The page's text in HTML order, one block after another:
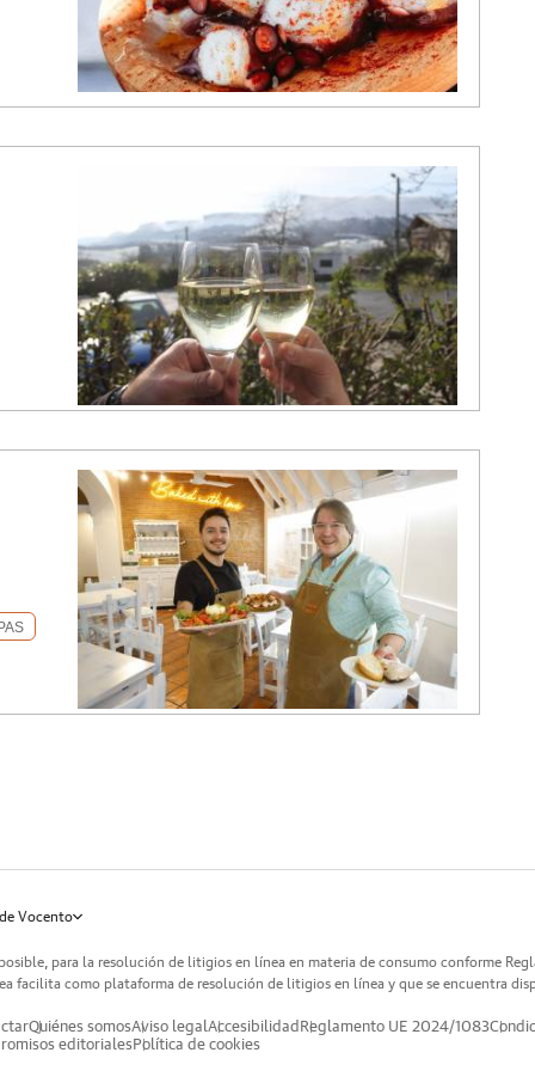
Vocento
para la resolución de litigios en línea en materia de consumo conforme
facilita como plataforma de resolución de litigios en línea y que se encuentra
Quiénes somosAviso legalAccesibilidad Reglamento UE 2024/1083
editorialesPolítica de cookies